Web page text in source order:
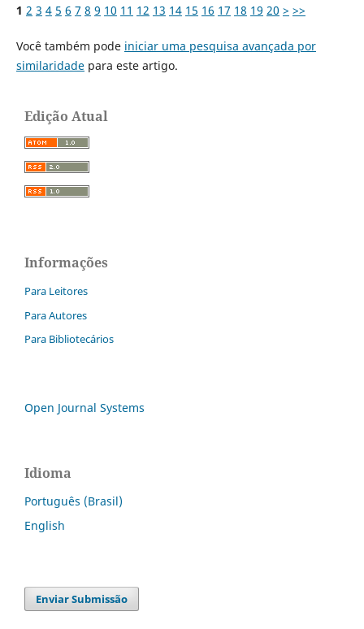
1 2 3 4 5 6 7 8 9 10 11 12 13 14 15 16 17 18 19 20 > >>
Você também pode iniciar uma pesquisa avançada por
similaridadepara este artigo.
Edição Atual
Informações
Para Leitores
Para Autores
Para Bibliotecários
Open Journal Systems
Idioma
Português (Brasil)
English
Enviar Submissão